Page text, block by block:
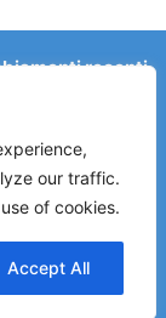
our traffic.
of cookies.
Accept All
recenti
deviazioni,
mantenere la